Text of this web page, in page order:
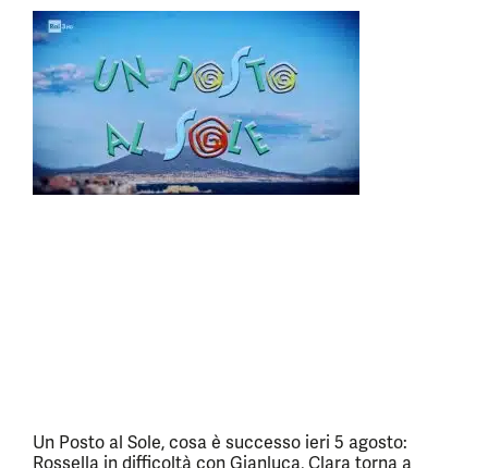
Un Posto al Sole, cosa è successo ieri 5 agosto:
Rossella in difficoltà con Gianluca, Clara torna a